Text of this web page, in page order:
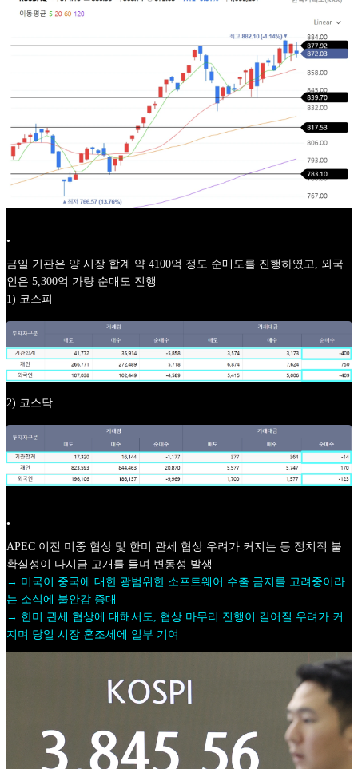
•
금일 기관은 양 시장 합계 약 4100억 정도 순매도를 진행하였고, 외국
인은 5,300억 가량 순매도 진행
1) 코스피
2) 코스닥
•
APEC 이전 미중 협상 및 한미 관세 협상 우려가 커지는 등 정치적 불
확실성이 다시금 고개를 들며 변동성 발생
→ 미국이 중국에 대한 광범위한 소프트웨어 수출 금지를 고려중이라
는 소식에 불안감 증대
→ 한미 관세 협상에 대해서도, 협상 마무리 진행이 길어질 우려가 커
지며 당일 시장 혼조세에 일부 기여